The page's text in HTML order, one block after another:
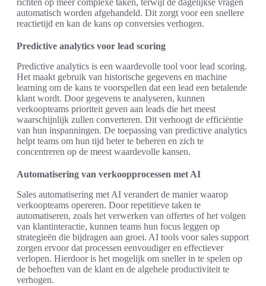
richten op meer complexe taken, terwijl de dagelijkse vragen
automatisch worden afgehandeld. Dit zorgt voor een snellere
reactietijd en kan de kans op conversies verhogen.
Predictive analytics voor lead scoring
Predictive analytics is een waardevolle tool voor lead scoring.
Het maakt gebruik van historische gegevens en machine
learning om de kans te voorspellen dat een lead een betalende
klant wordt. Door gegevens te analyseren, kunnen
verkoopteams prioriteit geven aan leads die het meest
waarschijnlijk zullen converteren. Dit verhoogt de efficiëntie
van hun inspanningen. De toepassing van predictive analytics
helpt teams om hun tijd beter te beheren en zich te
concentreren op de meest waardevolle kansen.
Automatisering van verkoopprocessen met AI
Sales automatisering met AI verandert de manier waarop
verkoopteams opereren. Door repetitieve taken te
automatiseren, zoals het verwerken van offertes of het volgen
van klantinteractie, kunnen teams hun focus leggen op
strategieën die bijdragen aan groei. AI tools voor sales support
zorgen ervoor dat processen eenvoudiger en effectiever
verlopen. Hierdoor is het mogelijk om sneller in te spelen op
de behoeften van de klant en de algehele productiviteit te
verhogen.